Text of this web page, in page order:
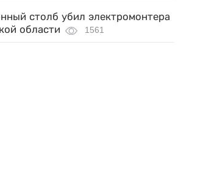
столб убил электромонтера
области
1561